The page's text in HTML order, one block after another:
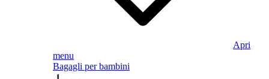
Apri
menu
Bagagli per bambini